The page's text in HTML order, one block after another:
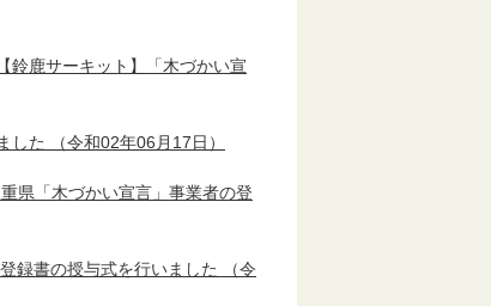
鈴鹿サーキット】「木づかい宣
した （令和02年06月17日）
県「木づかい宣言」事業者の登
録書の授与式を行いました
（令